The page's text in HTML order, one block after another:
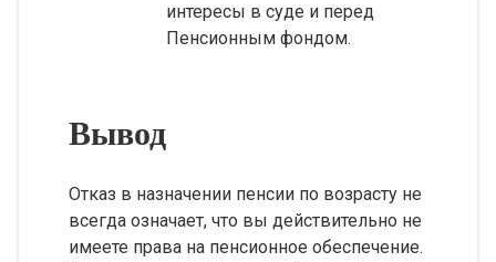
интересы в суде и перед
Пенсионным фондом.
Вывод
Отказ в назначении пенсии по возрасту не
всегда означает, что вы действительно не
имеете права на пенсионное обеспечение.